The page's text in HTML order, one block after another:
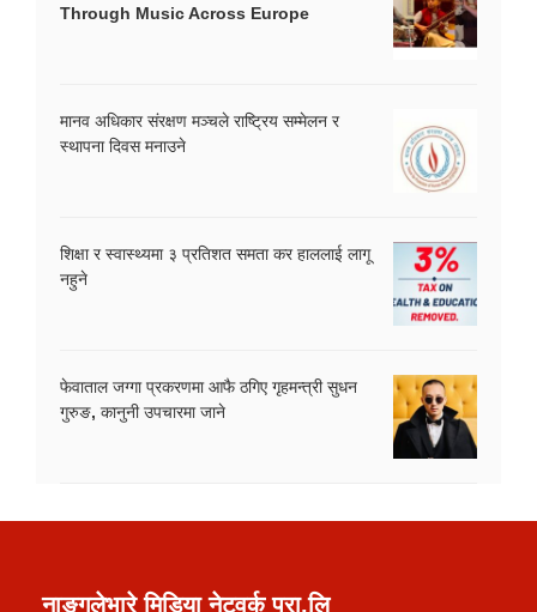
Through Music Across Europe
मानव अधिकार संरक्षण मञ्चले राष्ट्रिय सम्मेलन र
स्थापना दिवस मनाउने
शिक्षा र स्वास्थ्यमा ३ प्रतिशत समता कर हाललाई लागू
नहुने
फेवाताल जग्गा प्रकरणमा आफै ठगिए गृहमन्त्री सुधन
गुरुङ, कानुनी उपचारमा जाने
नाङगलेभारे मिडिया नेटवर्क प्रा.लि